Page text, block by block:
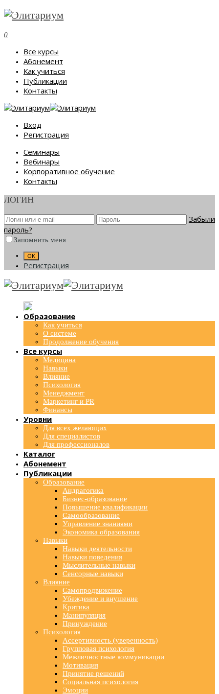
0
Все курсы
Абонемент
Как учиться
Публикации
Контакты
Вход
Регистрация
Семинары
Вебинары
Корпоративное обучение
Контакты
ЛОГИН
Забыли
пароль?
Запомнить меня
Регистрация
Образование
Как учиться
О системе
Продолжение обучения
Все курсы
Медицина
Навыки
Влияние
Психология
Менеджмент
Маркетинг и PR
Финансы
Уровни
Для всех желающих
Для специалистов
Для профессионалов
Каталог
Абонемент
Публикации
Образование
Андрагогика
Бизнес-образование
Повышение квалификации
Самообразование
Управление знаниями
Экономика образования
Навыки
Навыки деятельности
Навыки поведения
Мыслительные навыки
Сенсорные навыки
Влияние
Самопродвижение
Убеждение и внушение
Критика
Манипуляция
Принуждение
Психология
Ассертивность (уверенность)
Групповая психология
Межличностные коммуникации
Мотивация
Принятие решений
Социальная психология
Эмоции